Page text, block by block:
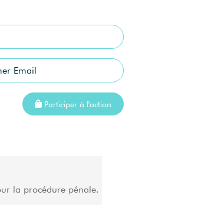
Participer à l'action
la procédure pénale.